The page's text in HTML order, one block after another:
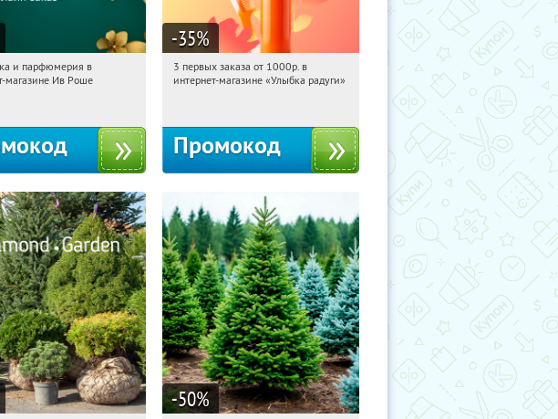
Получили:
и парфюмерия в
магазине Ив Роше
-35%
05:36:29 Получили:
3 первых заказа от 1000р. в
интернет-магазине «Улыбка радуги»
Промокод
-50%